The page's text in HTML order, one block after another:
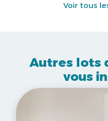
Voir tous
Autres lots
vous